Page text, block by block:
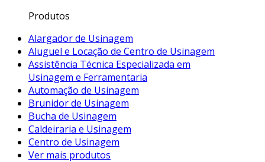
Produtos
Alargador de Usinagem
Aluguel e Locação de Centro de Usinagem
Assistência Técnica Especializada em
Usinagem e Ferramentaria
Automação de Usinagem
Brunidor de Usinagem
Bucha de Usinagem
Caldeiraria e Usinagem
Centro de Usinagem
Ver mais produtos